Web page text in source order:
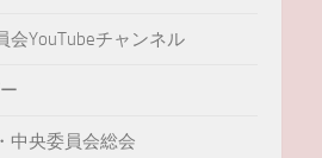
会YouTubeチャンネル
中央委員会総会